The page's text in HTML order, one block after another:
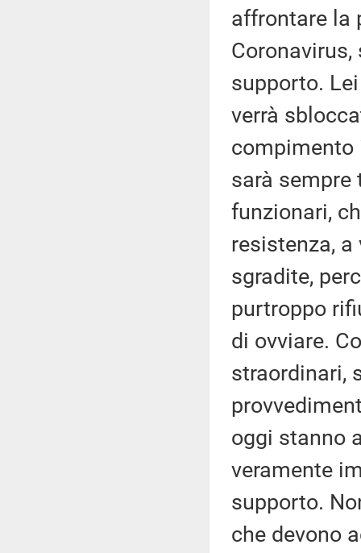
affrontare la
supporto.
verrà
compimento
sarà sempre
funzionari,
resistenza,
sgradite,
purtroppo
di ovviare.
straordinari,
oggi stanno
veramente
supporto.
che devono